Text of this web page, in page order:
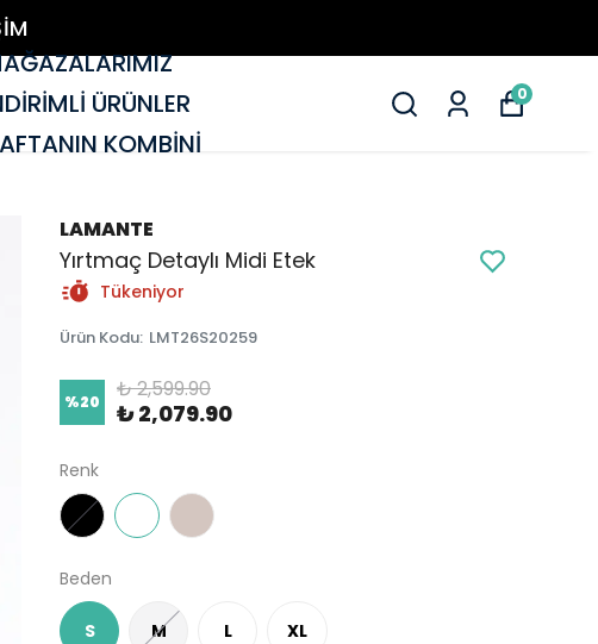
ÜRÜNLER
KOMBİNİ
0
LAMANTE
Yırtmaç Detaylı Midi Etek
Tükeniyor
Ürün Kodu: LMT26S20259
%20 ₺ 2,599.90
₺ 2,079.90
Renk
Beden
S M L XL